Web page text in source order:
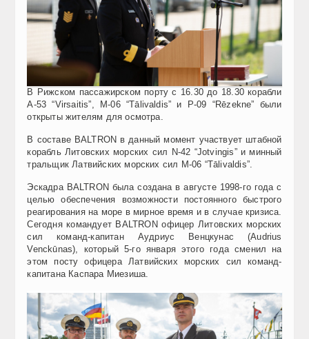
В Рижском пассажирском порту с 16.30 до 18.30 корабли
A-53 “Virsaitis”, M-06 “Tālivaldis” и P-09 “Rēzekne” были
открыты жителям для осмотра.
В составе BALTRON в данный момент участвует штабной
корабль Литовских морских сил N-42 “Jotvingis” и минный
тральщик Латвийских морских сил M-06 “Tālivaldis”.
Эскадра BALTRON была создана в августе 1998-го года с
целью обеспечения возможности постоянного быстрого
реагирования на море в мирное время и в случае кризиса.
Сегодня командует BALTRON офицер Литовских морских
сил команд-капитан Аудриус Венцкунас (Audrius
Venckūnas), который 5-го января этого года сменил на
этом посту офицера Латвийских морских сил команд-
капитана Каспара Миезиша.